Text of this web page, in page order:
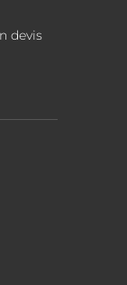
devis